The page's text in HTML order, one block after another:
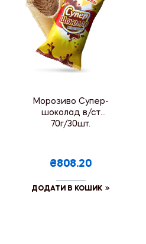
Морозиво Супер-
шоколад в/ст
70г/30шт.
₴808.20
ДОДАТИ В КОШИК